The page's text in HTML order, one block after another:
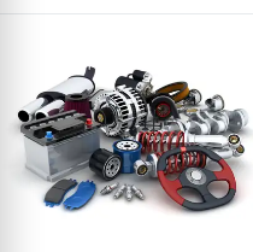
5801777219